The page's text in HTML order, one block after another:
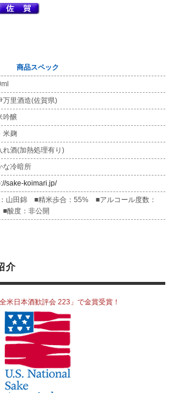
商品スペック
万里酒造(佐賀県)
吟醸
米麹
れ酒(加熱処理有り)
な冷暗所
sake-koimari.jp/
山田錦 ■精米歩合：55% ■アルコール度数：
酸度：非公開
介
全米日本酒歓評会 223」で金賞受賞！